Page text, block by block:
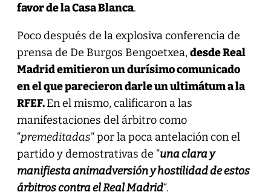
favor de la Casa Blanca.
Poco después de la explosiva conferencia de
prensa de De Burgos Bengoetxea,desde Real
Madrid emitieron un durísimo comunicado
en el que parecieron darle un ultimátum a la
RFEF.En el mismo, calificaron a las
manifestaciones del árbitro como
“premeditadas” por la poca antelación con el
partido y demostrativas de “una clara y
manifiesta animadversión y hostilidad de estos
árbitros contra el Real Madrid“.